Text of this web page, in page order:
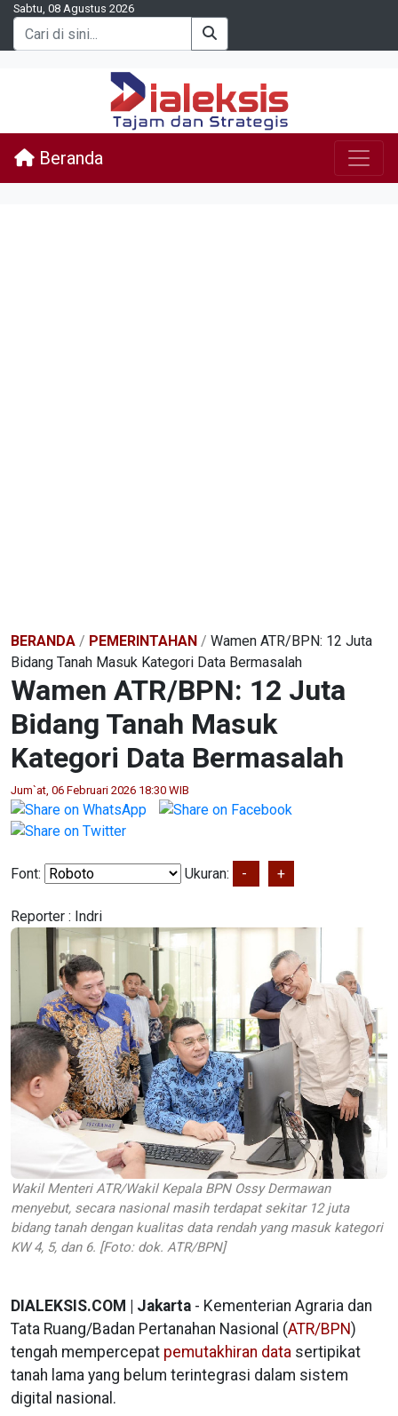
Sabtu, 08 Agustus 2026
Beranda
BERANDA / PEMERINTAHAN / Wamen ATR/BPN: 12 Juta
Bidang Tanah Masuk Kategori Data Bermasalah
Wamen ATR/BPN: 12 Juta
Bidang Tanah Masuk
Kategori Data Bermasalah
Jum`at, 06 Februari 2026 18:30 WIB
Font: Ukuran: - +
Reporter : Indri
Wakil Menteri ATR/Wakil Kepala BPN Ossy Dermawan
menyebut, secara nasional masih terdapat sekitar 12 juta
bidang tanah dengan kualitas data rendah yang masuk kategori
KW 4, 5, dan 6. [Foto: dok. ATR/BPN]
DIALEKSIS.COM | Jakarta - Kementerian Agraria dan
Tata Ruang/Badan Pertanahan Nasional (ATR/BPN)
tengah mempercepat pemutakhiran data sertipikat
tanah lama yang belum terintegrasi dalam sistem
digital nasional.